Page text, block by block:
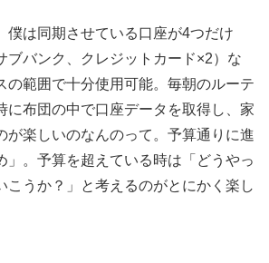
僕は同期させている口座が4つだけ
ブバンク、クレジットカード×2）な
の範囲で十分使用可能。毎朝のルーテ
に布団の中で口座データを取得し、家
が楽しいのなんのって。予算通りに進
」。予算を超えている時は「どうやっ
こうか？」と考えるのがとにかく楽し